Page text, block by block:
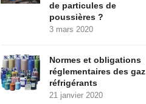
de particules de
poussières ?
3 mars 2020
Normes et obligations
réglementaires des gaz
réfrigérants
21 janvier 2020